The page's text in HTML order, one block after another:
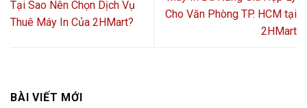
Tại Sao Nên Chọn Dịch Vụ
Thuê Máy In Của 2HMart?
Cho Văn Phòng TP. HCM tại
2HMart
BÀI VIẾT MỚI